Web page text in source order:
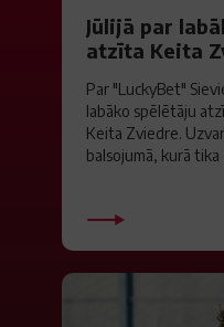
Jūlijā par
atzīta Keita
Par "LuckyBet"
labāko spēlētāju
Keita Zviedre.
balsojumā, kurā tika